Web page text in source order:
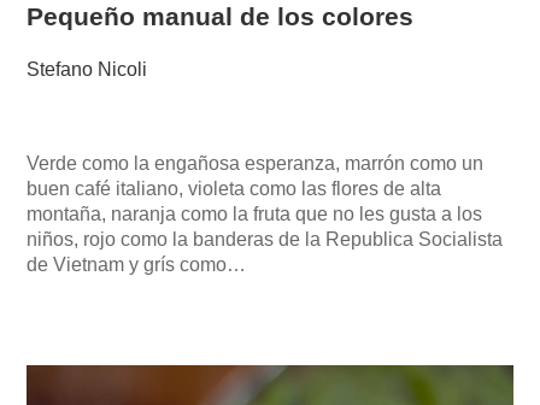
Pequeño manual de los colores
Stefano Nicoli
Verde como la engañosa esperanza, marrón como un
buen café italiano, violeta como las flores de alta
montaña, naranja como la fruta que no les gusta a los
niños, rojo como la banderas de la Republica Socialista
de Vietnam y grís como…